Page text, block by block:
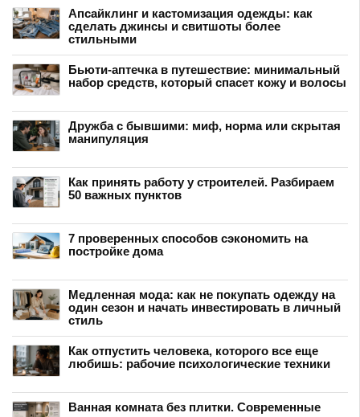
Апсайклинг и кастомизация одежды: как
сделать джинсы и свитшоты более
стильными
Бьюти-аптечка в путешествие: минимальный
набор средств, который спасет кожу и волосы
Дружба с бывшими: миф, норма или скрытая
манипуляция
Как принять работу у строителей. Разбираем
50 важных пунктов
7 проверенных способов сэкономить на
постройке дома
Медленная мода: как не покупать одежду на
один сезон и начать инвестировать в личный
стиль
Как отпустить человека, которого все еще
любишь: рабочие психологические техники
Ванная комната без плитки. Современные